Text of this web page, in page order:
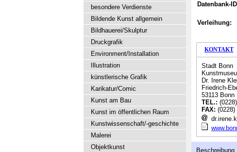
Datenbank-
Verleihung:
KONTAKT
Stadt Bonn
Dr. Irene
Friedrich-
53113 Bonn
TEL.:
FAX: (0228)
Beschreibung
besondere Verdienste
Bildende Kunst allgemein
Bildhauerei/Skulptur
Druckgrafik
Environment/Installation
Illustration
künstlerische Grafik
Karikatur/Comic
Kunst am Bau
Kunst im öffentlichen Raum
Kunstwissenschaft/-geschichte
Malerei
Objektkunst